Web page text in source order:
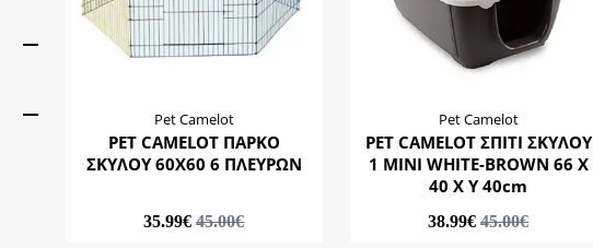
Pet Camelot
PET CAMELOT ΠΑΡΚΟ
ΣΚΥΛΟΥ 60Χ60 6 ΠΛΕΥΡΩΝ
35.99€45.00€
Pet Camelot
PET CAMELOT ΣΠΙΤΙ ΣΚΥΛΟΥ
1 ΜΙΝΙ WHITE-BROWN 66 Χ
40 Χ Υ 40cm
38.99€45.00€